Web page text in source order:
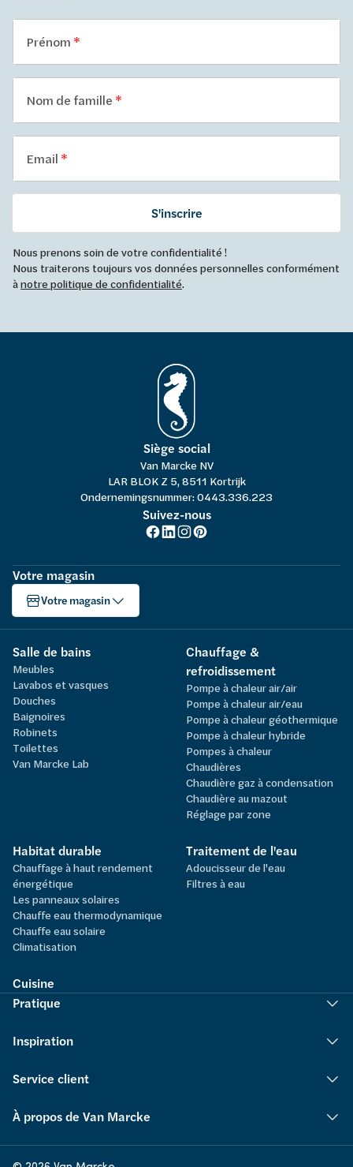
Prénom
Nom de famille
Email
S'inscrire
Nous prenons soin de votre confidentialité !
Nous traiterons toujours vos données personnelles conformément
ànotre politique de confidentialité.
Siège social
Van Marcke NV
LAR BLOK Z 5, 8511 Kortrijk
Ondernemingsnummer: 0443.336.223
Suivez-nous
Votre magasin
Votre magasin
Salle de bains
Meubles
Lavabos et vasques
Douches
Baignoires
Robinets
Toilettes
Van Marcke Lab
Chauffage &
refroidissement
Pompe à chaleur air/air
Pompe à chaleur air/eau
Pompe à chaleur géothermique
Pompe à chaleur hybride
Pompes à chaleur
Chaudières
Chaudière gaz à condensation
Chaudière au mazout
Réglage par zone
Habitat durable
Chauffage à haut rendement
énergétique
Les panneaux solaires
Chauffe eau thermodynamique
Chauffe eau solaire
Climatisation
Traitement de l'eau
Adoucisseur de l'eau
Filtres à eau
Cuisine
Pratique
Inspiration
Service client
À propos de Van Marcke